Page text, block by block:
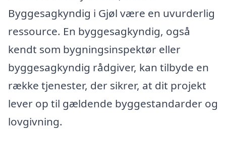
Byggesagkyndig i Gjøl være en uvurderlig
ressource. En byggesagkyndig, også
kendt som bygningsinspektør eller
byggesagkyndig rådgiver, kan tilbyde en
række tjenester, der sikrer, at dit projekt
lever op til gældende byggestandarder og
lovgivning.